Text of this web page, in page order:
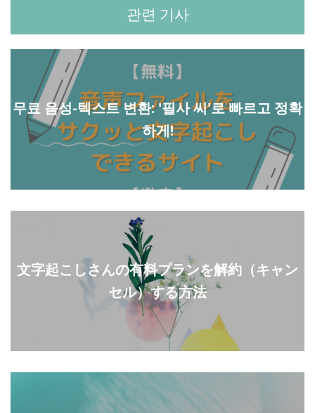
관련 기사
무료 음성-텍스트 변환: '필사 씨'로 빠르고 정확
하게!
文字起こしさんの有料プランを解約（キャン
セル）する方法